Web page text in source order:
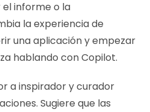
informe o la
la experiencia de
una aplicación y empezar
hablando con Copilot.
a inspirador y curador
Sugiere que las